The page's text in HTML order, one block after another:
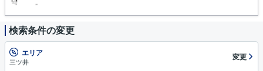
検索条件の変更
エリア
三ツ井
変更